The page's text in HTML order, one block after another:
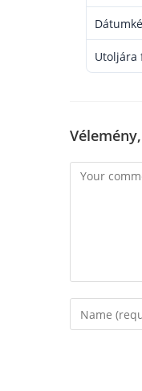
Utoljára
Comment
Enter
your